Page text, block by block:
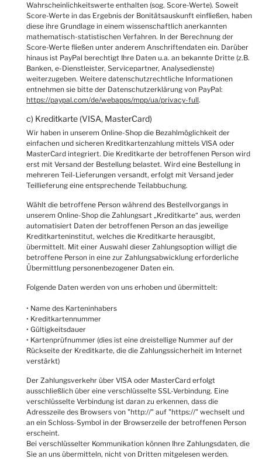
Wahrscheinlichkeitswerte enthalten (sog. Score-Werte). Soweit
Score-Werte in das Ergebnis der Bonitätsauskunft einfließen, haben
diese ihre Grundlage in einem wissenschaftlich anerkannten
mathematisch-statistischen Verfahren. In der Berechnung der
Score-Werte fließen unter anderem Anschriftendaten ein. Darüber
hinaus ist PayPal berechtigt Ihre Daten u.a. an bekannte Dritte (z.B.
Banken, e-Dienstleister, Servicepartner, Analysedienste)
weiterzugeben. Weitere datenschutzrechtliche Informationen
entnehmen sie bitte der Datenschutzerklärung von PayPal:
https://paypal.com/de/webapps/mpp/ua/privacy-full.
c) Kreditkarte (VISA, MasterCard)
Wir haben in unserem Online-Shop die Bezahlmöglichkeit der
einfachen und sicheren Kreditkartenzahlung mittels VISA oder
MasterCard integriert. Die Kreditkarte der betroffenen Person wird
erst mit Versand der Bestellung belastet. Wird eine Bestellung in
mehreren Teil-Lieferungen versandt, erfolgt mit Versand jeder
Teillieferung eine entsprechende Teilabbuchung.
Wählt die betroffene Person während des Bestellvorgangs in
unserem Online-Shop die Zahlungsart „Kreditkarte“ aus, werden
automatisiert Daten der betroffenen Person an das jeweilige
Kreditkarteninstitut, welches die Kreditkarte herausgibt,
übermittelt. Mit einer Auswahl dieser Zahlungsoption willigt die
betroffene Person in eine zur Zahlungsabwicklung erforderliche
Übermittlung personenbezogener Daten ein.
Folgende Daten werden von uns erhoben und übermittelt:
• Name des Karteninhabers
• Kreditkartennummer
• Gültigkeitsdauer
• Kartenprüfnummer (dies ist eine dreistellige Nummer auf der
Rückseite der Kreditkarte, die die Zahlungssicherheit im Internet
verstärkt)
Der Zahlungsverkehr über VISA oder MasterCard erfolgt
ausschließlich über eine verschlüsselte SSL-Verbindung. Eine
verschlüsselte Verbindung ist daran zu erkennen, dass die
Adresszeile des Browsers von "http://" auf "https://" wechselt und
an ein Schloss-Symbol in der Browserzeile der betroffenen Person
erscheint.
Bei verschlüsselter Kommunikation können Ihre Zahlungsdaten, die
Sie an uns übermitteln, nicht von Dritten mitgelesen werden.